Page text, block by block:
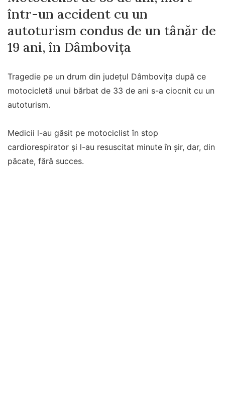
într-un accident cu un
autoturism condus de un tânăr de
19 ani, în Dâmbovița
Tragedie pe un drum din județul Dâmbovița după ce
motocicletă unui bărbat de 33 de ani s-a ciocnit cu un
autoturism.
Medicii l-au găsit pe motociclist în stop
cardiorespirator și l-au resuscitat minute în șir, dar, din
păcate, fără succes.